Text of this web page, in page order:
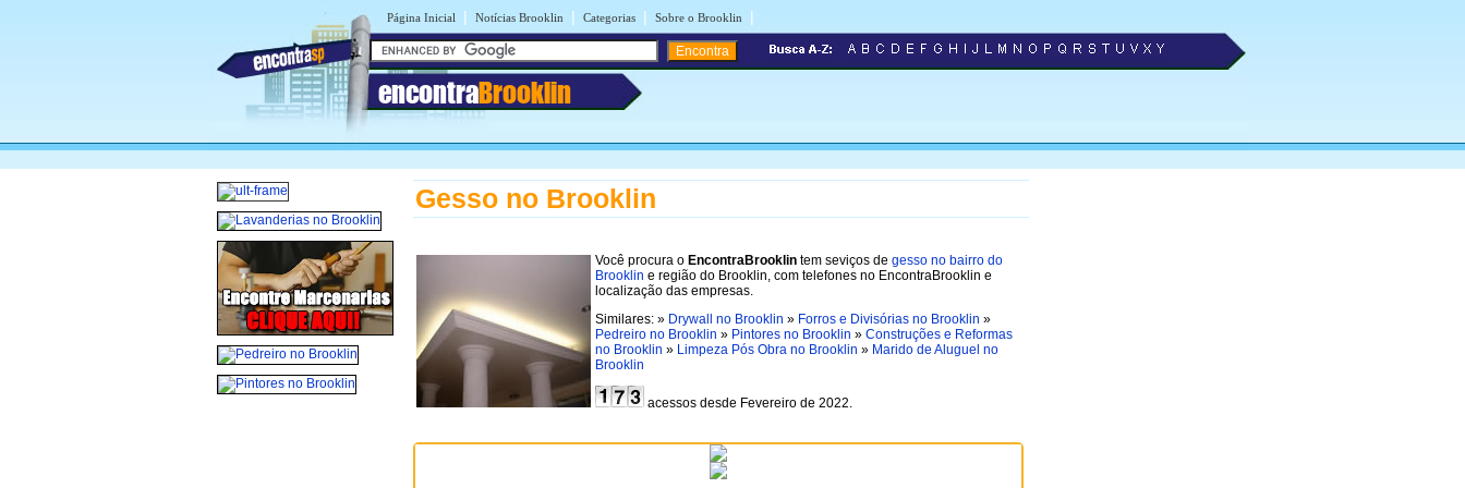
Página Inicial | Notícias Brooklin | Categorias | Sobre o Brooklin |
encontraBrooklin
Gesso no Brooklin
Você procura o EncontraBrooklin tem seviços de gesso no bairro do
Brooklin e região do Brooklin, com telefones no EncontraBrooklin e
localização das empresas.
Similares: » Drywall no Brooklin » Forros e Divisórias no Brooklin »
Pedreiro no Brooklin » Pintores no Brooklin » Construções e Reformas
no Brooklin » Limpeza Pós Obra no Brooklin » Marido de Aluguel no
Brooklin
acessos desde Fevereiro de 2022.